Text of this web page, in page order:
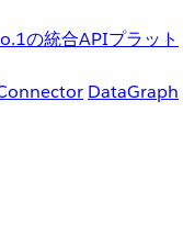
の統合APIプラット
DataGraph